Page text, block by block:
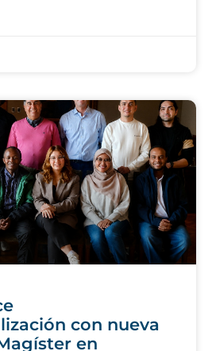
con nueva
en